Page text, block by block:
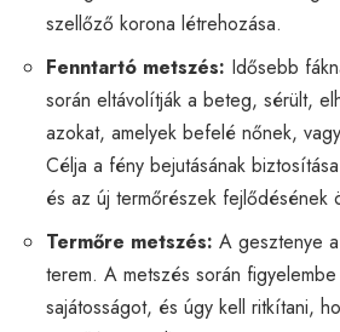
szellőző korona létrehozása.
Fenntartó metszés: Idősebb
során eltávolítják a beteg, sérült,
azokat, amelyek befelé nőnek,
Célja a fény bejutásának
és az új termőrészek fejlődésének
Termőre metszés: A gesztenye
terem. A metszés során
sajátosságot, és úgy kell ritkítani,